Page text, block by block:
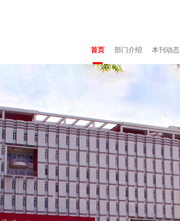
首页 部门介绍 本刊动态